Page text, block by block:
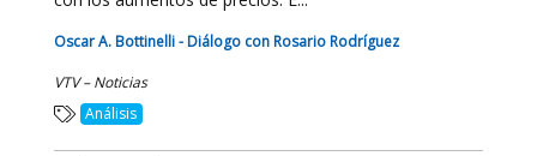
Oscar A. Bottinelli - Diálogo con Rosario Rodríguez
VTV – Noticias
Análisis